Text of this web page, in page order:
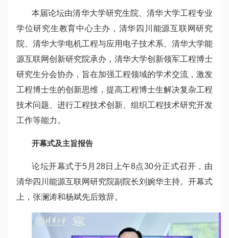
本届论坛由清华大学研究生院、清华大学工程专业
学位研究生教育中心主办，清华四川能源互联网研究
院、清华大学电机工程与应用电子技术系、清华大学能
源互联网创新研究院承办，清华大学创新领军工程博士
研究生分会协办，旨在加强工程领域的学术交流，激发
工程博士生的创新思维，提高工程博士生解决复杂工程
技术问题、进行工程技术创新、组织工程技术研究开发
工作等能力。
开幕式及主旨报告
论坛开幕式于5月28日上午8点30分正式召开，由
清华四川能源互联网研究院副院长刘婉华主持。开幕式
上，张澜涛和杨斌先后致辞。